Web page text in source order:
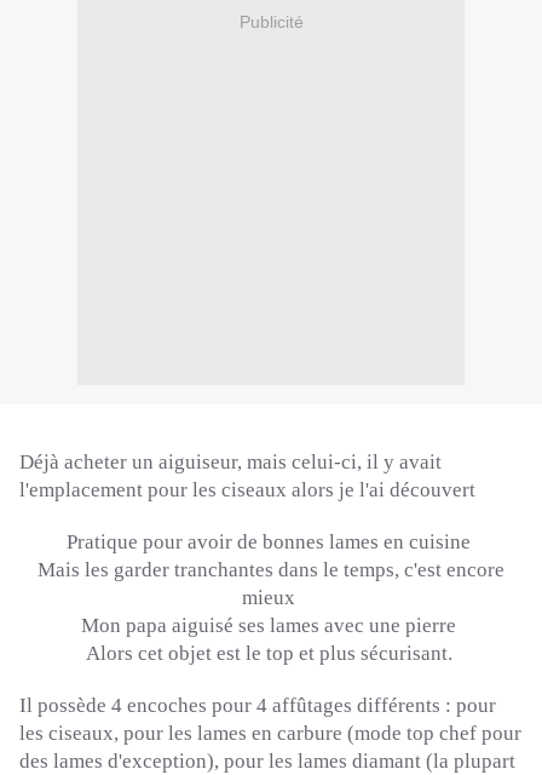
Publicité
Déjà acheter un aiguiseur, mais celui-ci, il y avait
l'emplacement pour les ciseaux alors je l'ai découvert
Pratique pour avoir de bonnes lames en cuisine
Mais les garder tranchantes dans le temps, c'est encore
mieux
Mon papa aiguisé ses lames avec une pierre
Alors cet objet est le top et plus sécurisant.
Il possède 4 encoches pour 4 affûtages différents : pour
les ciseaux, pour les lames en carbure (mode top chef pour
des lames d'exception), pour les lames diamant (la plupart